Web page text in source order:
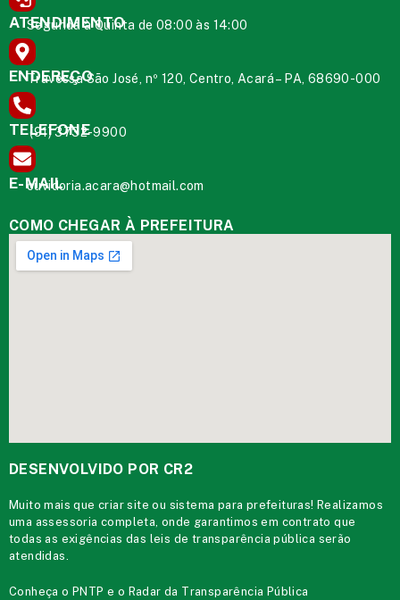
ATENDIMENTO
Segunda à Quinta de 08:00 às 14:00
ENDEREÇO
Travessa São José, nº 120, Centro, Acará – PA, 68690-000
TELEFONE
(91) 3732-9900
E-MAIL
ouvidoria.acara@hotmail.com
COMO CHEGAR À PREFEITURA
DESENVOLVIDO POR CR2
Muito mais quecriar site ou sistema para prefeituras! Realizamos
uma assessoria completa, onde garantimos em contrato que
todas as exigências das leis de transparência pública serão
atendidas.
Conheça oPNTP e o Radar da Transparência Pública